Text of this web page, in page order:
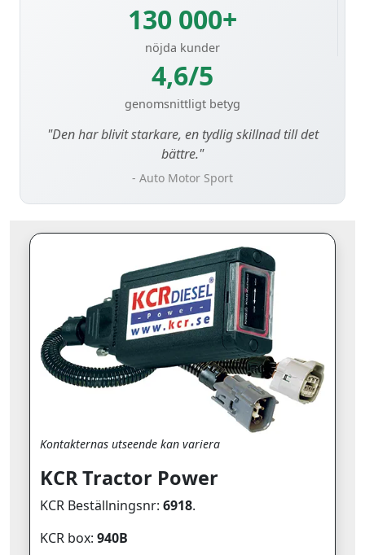
130 000+
nöjda kunder
4,6/5
genomsnittligt betyg
"Den har blivit starkare, en tydlig skillnad till det
bättre."
- Auto Motor Sport
Kontakternas utseende kan variera
KCR Tractor Power
KCR Beställningsnr: 6918.
KCR box: 940B